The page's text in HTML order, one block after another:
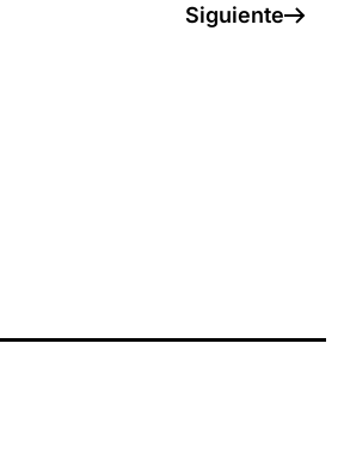
Siguiente